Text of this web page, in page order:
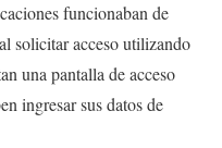
funcionaban de
solicitar acceso utilizando
una pantalla de acceso
ingresar sus datos de